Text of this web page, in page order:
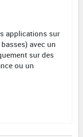
applications sur
avec un
sur des
ou un